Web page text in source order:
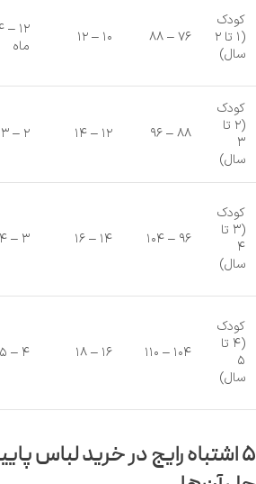
کودک
(۱ تا ۲
سال)
۷۶ – ۸۸ ۱۰ – ۱۲
ماه
کودک
(۲ تا
۳
سال)
۸۸ – ۹۶ ۱۲ – ۱۴ ۲ – ۳ سال
کودک
(۳ تا
۴
سال)
۹۶ – ۱۰۴ ۱۴ – ۱۶ ۳ – ۴ سال
کودک
(۴ تا
۵
سال)
۱۰۴ – ۱۱۰ ۱۶ – ۱۸ ۴ – ۵ سال
۵ اشتباه رایج در خرید لباس